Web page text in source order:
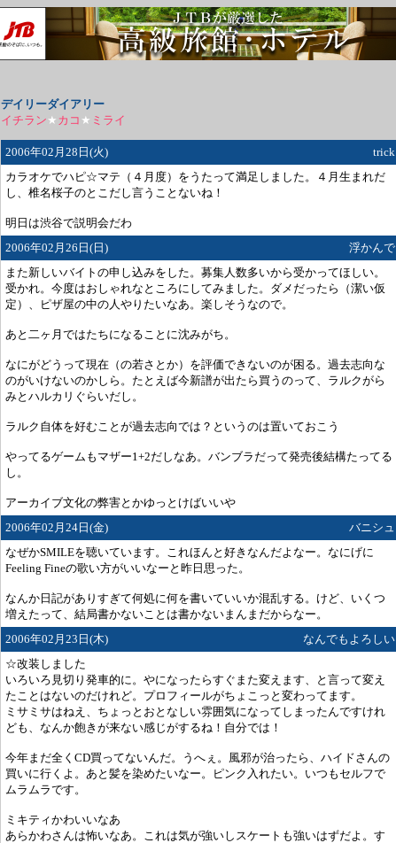
デイリーダイアリー
イチラン★ カコ ★ ミライ
2006年02月28日(火)
trick
カラオケでハピ☆マテ（４月度）をうたって満足しました。４月生まれだ
し、椎名桜子のとこだし言うことないね！
明日は渋谷で説明会だわ
2006年02月26日(日)
浮かんで
また新しいバイトの申し込みをした。募集人数多いから受かってほしい。
受かれ。今度はおしゃれなところにしてみました。ダメだったら（潔い仮
定）、ピザ屋の中の人やりたいなあ。楽しそうなので。
あと二ヶ月ではたちになることに沈みがち。
なにがどうって現在（の若さとか）を評価できないのが困る。過去志向な
のがいけないのかしら。たとえば今新譜が出たら買うのって、ラルクがら
みとハルカリぐらいだし。
ラルク自体を好むことが過去志向では？というのは置いておこう
やってるゲームもマザー1+2だしなあ。バンブラだって発売後結構たってる
し。
アーカイブ文化の弊害とかゆっとけばいいや
2006年02月24日(金)
バニシュ
なぜかSMILEを聴いています。これほんと好きなんだよなー。なにげに
Feeling Fineの歌い方がいいなーと昨日思った。
なんか日記がありすぎて何処に何を書いていいか混乱する。けど、いくつ
増えたって、結局書かないことは書かないまんまだからなー。
2006年02月23日(木)
なんでもよろしい
☆改装しました
いろいろ見切り発車的に。やになったらすぐまた変えます、と言って変え
たことはないのだけれど。プロフィールがちょこっと変わってます。
ミサミサはねえ、ちょっとおとなしい雰囲気になってしまったんですけれ
ども、なんか飽きが来ない感じがするね！自分では！
今年まだ全くCD買ってないんだ。うへぇ。風邪が治ったら、ハイドさんの
買いに行くよ。あと髪を染めたいなー。ピンク入れたい。いつもセルフで
ムラムラです。
ミキティかわいいなあ
あらかわさんは怖いなあ。これは気が強いしスケートも強いはずだよ。す